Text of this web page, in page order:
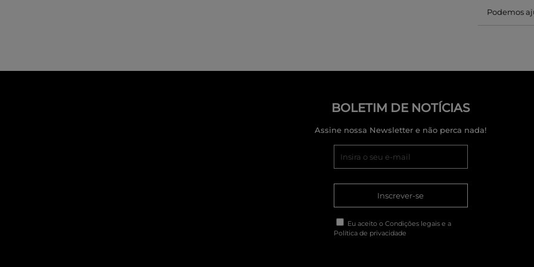
Podemos
BOLETIM DE NOTÍCIAS
Assine nossa Newsletter e não perca nada!
Inscrever-se
Eu aceito o Condições legais e a
Política de privacidade